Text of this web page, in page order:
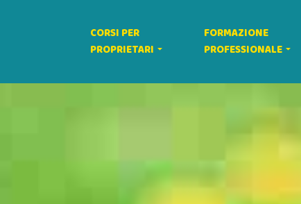
CORSI PER
PROPRIETARI
FORMAZIONE
PROFESSIONALE